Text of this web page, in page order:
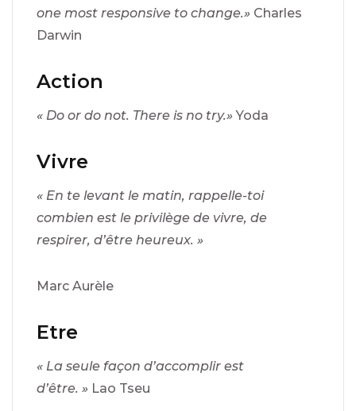
one most responsive to change.» Charles
Darwin
Action
« Do or do not. There is no try.»Yoda
Vivre
« En te levant le matin, rappelle-toi
combien est le privilège de vivre, de
respirer, d’être heureux. »
Marc Aurèle
Etre
« La seule façon d’accomplir est
d’être. » Lao Tseu